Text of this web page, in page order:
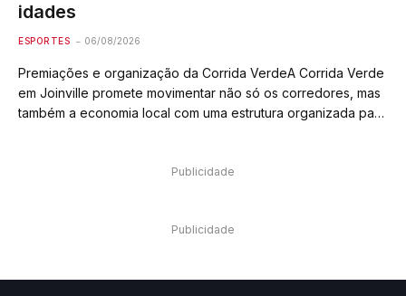
idades
ESPORTES 06/08/2026
Premiações e organização da Corrida VerdeA Corrida Verde
em Joinville promete movimentar não só os corredores, mas
também a economia local com uma estrutura organizada para
Publicidade
Publicidade